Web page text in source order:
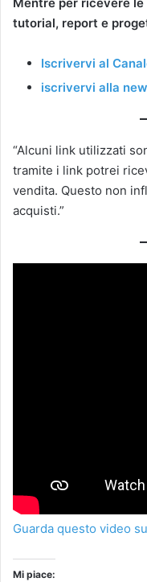
tutorial, report e
Iscrivervi al
iscrivervi alla
“Alcuni link utilizzati
tramite i link potrei
vendita. Questo non
acquisti.”
Guarda questo video
Mi piace: